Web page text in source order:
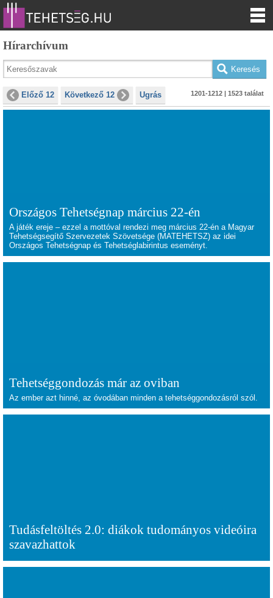
Hírarchívum
Előző 12 Következő 12 Ugrás 1201-1212 | 1523 találat
Országos Tehetségnap március 22-én
A játék ereje – ezzel a mottóval rendezi meg március 22-én a Magyar
Tehetségsegítő Szervezetek Szövetsége (MATEHETSZ) az idei
Országos Tehetségnap és Tehetséglabirintus eseményt.
Tehetséggondozás már az oviban
Az ember azt hinné, az óvodában minden a tehetséggondozásról szól.
Tudásfeltöltés 2.0: diákok tudományos videóira
szavazhattok